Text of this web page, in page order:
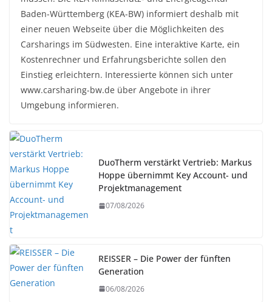
Baden-Württemberg (KEA-BW) informiert deshalb mit
einer neuen Webseite über die Möglichkeiten des
Carsharings im Südwesten. Eine interaktive Karte, ein
Kostenrechner und Erfahrungsberichte sollen den
Einstieg erleichtern. Interessierte können sich unter
www.carsharing-bw.de über Angebote in ihrer
Umgebung informieren.
DuoTherm verstärkt Vertrieb: Markus
Hoppe übernimmt Key Account- und
Projektmanagement
07/08/2026
REISSER – Die Power der fünften
Generation
06/08/2026